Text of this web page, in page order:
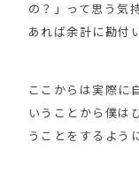
の？」って思う気
あれば余計に勘付
ここからは実際に
いうことから僕は
うことをするよう